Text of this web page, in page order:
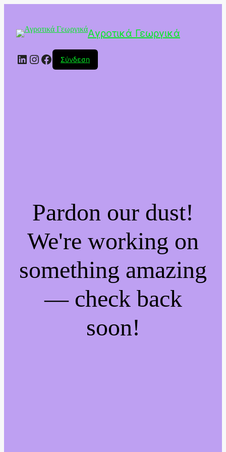
Αγροτικά Γεωργικά
Linkedin
Instagram
Facebook
Σύνδεση
Pardon our dust!
We're working on
something amazing
— check back
soon!